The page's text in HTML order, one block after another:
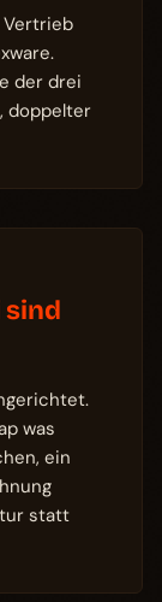
Vertrieb
der drei
doppelter
sind
was
ein
statt